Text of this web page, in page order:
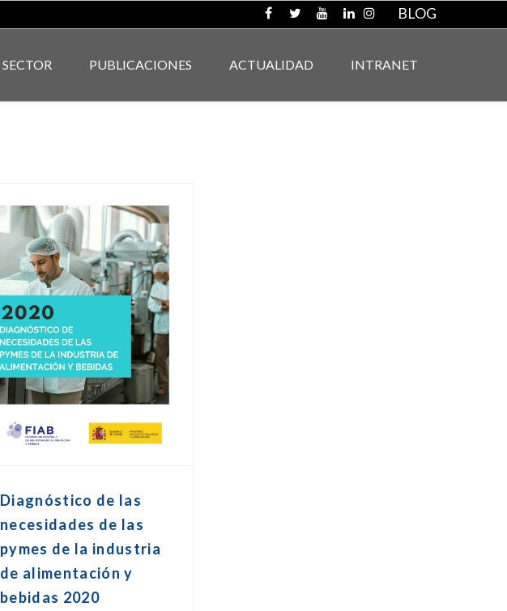
BLOG
SECTOR PUBLICACIONES ACTUALIDAD INTRANET
Diagnóstico de las
necesidades de las
pymes de la industria
de alimentación y
bebidas 2020